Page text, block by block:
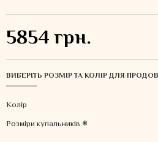
5854 грн.
ВИБЕРІТЬ РОЗМІР ТА КОЛІР ДЛЯ
Колiр
Розміри купальників